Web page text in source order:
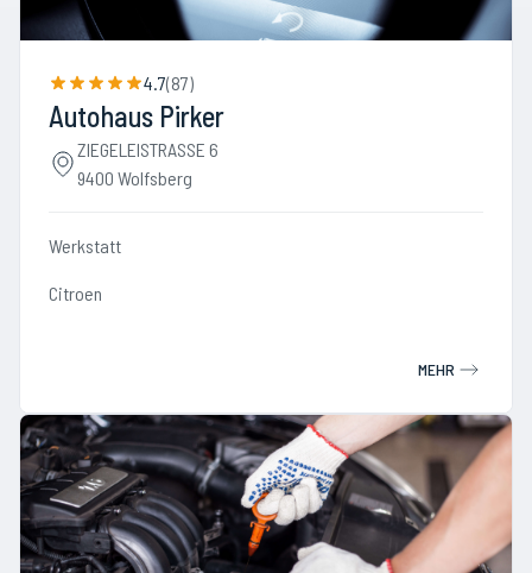
4.7(87)
Autohaus Pirker
ZIEGELEISTRASSE 6
9400 Wolfsberg
Werkstatt
Citroen
MEHR